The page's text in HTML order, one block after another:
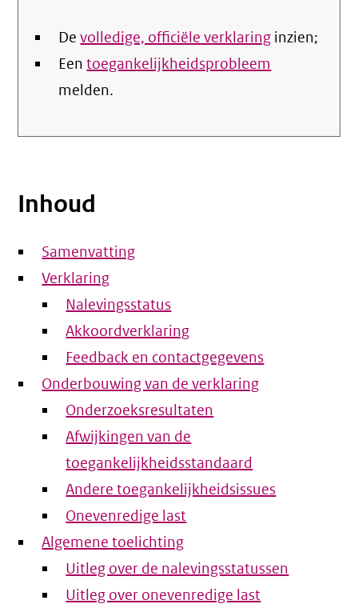
Devolledige, officiële verklaring inzien;
Eentoegankelijkheidsprobleem
melden.
Inhoud
Samenvatting
Verklaring
Nalevingsstatus
Akkoordverklaring
Feedback en contactgegevens
Onderbouwing van de verklaring
Onderzoeksresultaten
Afwijkingen van de
toegankelijkheidsstandaard
Andere toegankelijkheidsissues
Onevenredige last
Algemene toelichting
Uitleg over de nalevingsstatussen
Uitleg over onevenredige last